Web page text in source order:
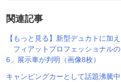
関連記事
【もっと見る】新型デュカトに加
フィアットプロフェッショナル
6」展示車が判明（画像8枚）
キャンピングカーとして話題沸騰